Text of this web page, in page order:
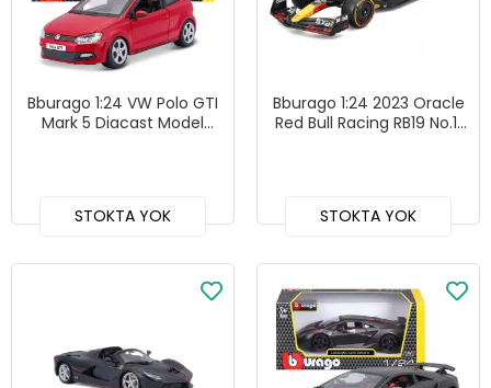
Bburago 1:24 VW Polo GTI
Mark 5 Diacast Model
STOKTA YOK
Bburago 1:24 2023 Oracle
Red Bull Racing RB19 No.11
STOKTA YOK